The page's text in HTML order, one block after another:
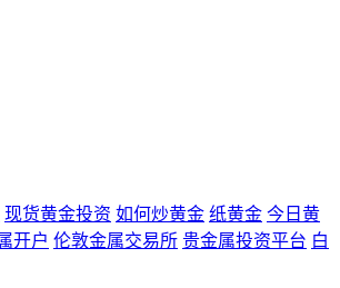
现货黄金投资 如何炒黄金 纸黄金 今日黄
开户 伦敦金属交易所 贵金属投资平台 白